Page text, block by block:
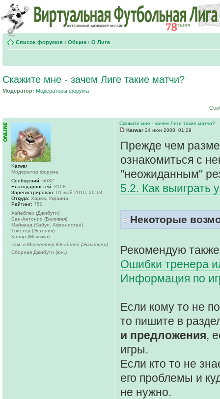
Список форумов ‹ Общие ‹ О Лиге
Скажите мне - зачем Лиге такие матчи?
Модератор: Модераторы форума
Скажите мне - зачем Лиге такие матчи?
Karwar 24 июн 2008, 01:29
Прежде чем
ознакомиться с
"неожиданным"
5.2. Как выиграть
Некоторые
Рекомендую
Ошибки тренера
Информация по
Если кому то не
то пишите в
и предложения,
игры.
Если кто то не
его проблемы и
не нужно.
Karwar
Модератор форума
Сообщений: 6632
Благодарностей: 3108
Зарегистрирован: 01 май 2010, 20:18
Откуда: Харків, Украина
Рейтинг: 750
Хэйеблех (Джибути)
Сан-Антонио (Боливия)
Майванд (Кабул, Афганистан)
Твистер (Эстония)
Калор (Мексика)
зам. в Манчестер Юнайтед (Эсватини)
Сборная Джибути (юн.)